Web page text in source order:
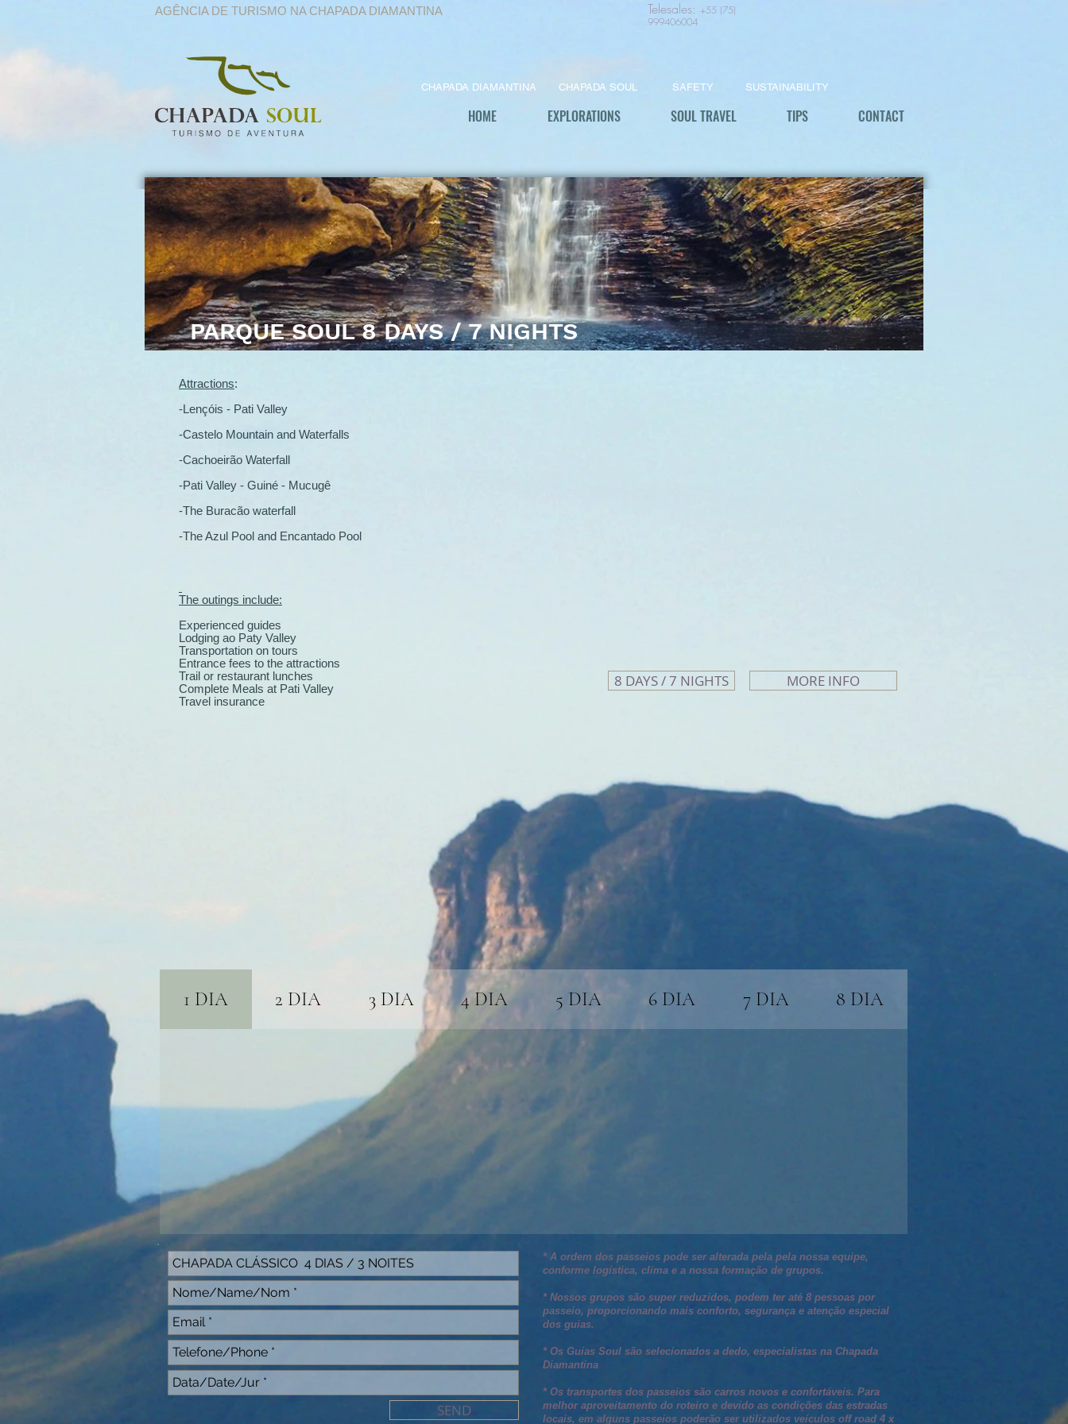
Telesales: +55 (75)
999406004
AGÊNCIA DE TURISMO NA CHAPADA DIAMANTINA
CHAPADA DIAMANTINA CHAPADA SOUL SAFETY SUSTAINABILITY
HOME EXPLORATIONS SOUL TRAVEL TIPS CONTACT
PARQUE SOUL 8 DAYS / 7 NIGHTS
Attractions:
-Lençóis - Pati Valley
-Castelo Mountain and Waterfalls
-Cachoeirão Waterfall
-Pati Valley - Guiné - Mucugê
-The Buracão waterfall
-The Azul Pool and Encantado Pool
The outings include:
Experienced guides
Lodging ao Paty Valley
Transportation on tours
Entrance fees to the attractions
Trail or restaurant lunches
Complete Meals at Pati Valley
Travel insurance
8 DAYS / 7 NIGHTS MORE INFO
1 DIA 2 DIA 3 DIA 4 DIA 5 DIA 6 DIA 7 DIA 8 DIA
SEND
* A ordem dos passeios pode ser alterada pela pela nossa equipe,
conforme logística, clima e a nossa formação de grupos.
* Nossos grupos são super reduzidos, podem ter até 8 pessoas por
passeio, proporcionando mais conforto, segurança e atenção especial
dos guias.
* Os Guias Soul são selecionados a dedo, especialistas na Chapada
Diamantina
* Os transportes dos passeios são carros novos e confortáveis. Para
melhor aproveitamento do roteiro e devido as condições das estradas
locais, em alguns passeios poderão ser utilizados veículos off road 4 x